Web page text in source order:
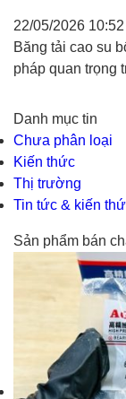
22/05/2026 10:52
Băng tải cao su
pháp quan trọng
Danh mục tin
Chưa phân loại
Kiến thức
Thị trường
Tin tức & kiến
Sản phẩm bán